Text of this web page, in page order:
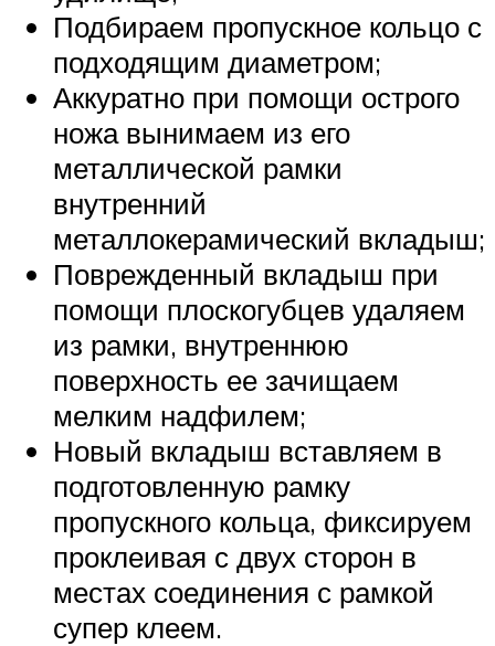
Подбираем пропускное кольцо с
подходящим диаметром;
Аккуратно при помощи острого
ножа вынимаем из его
металлической рамки
внутренний
металлокерамический вкладыш;
Поврежденный вкладыш при
помощи плоскогубцев удаляем
из рамки, внутреннюю
поверхность ее зачищаем
мелким надфилем;
Новый вкладыш вставляем в
подготовленную рамку
пропускного кольца, фиксируем
проклеивая с двух сторон в
местах соединения с рамкой
супер клеем.